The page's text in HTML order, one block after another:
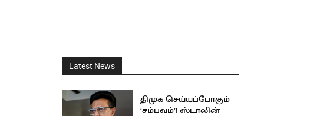
Latest News
திமுக செய்யப்போகும்
‘சம்பவம்’! ஸ்டாலின்